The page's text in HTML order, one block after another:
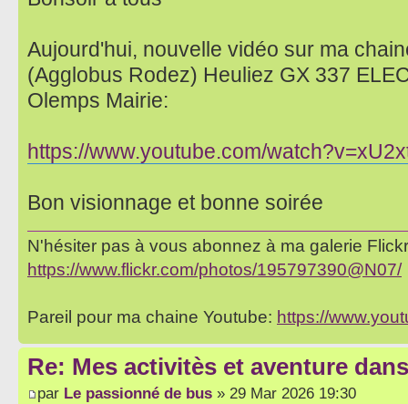
Aujourd'hui, nouvelle vidéo sur ma
(Agglobus Rodez) Heuliez GX 337
Olemps Mairie:
https://www.youtube.com/
Bon visionnage et bonne soirée
N'hésiter pas à vous abonnez à ma galerie
https://www.flickr.com/photos/195797390@N07/
Pareil pour ma chaine Youtube: https://
Re: Mes activitès et aventure
par Le passionné de bus » 29 Mar 2026 19:30